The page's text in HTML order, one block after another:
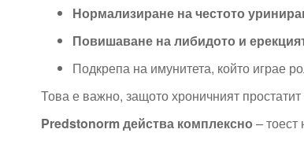
Нормализиране на честото
Повишаване на либидото и
Подкрепа на имунитета, който играе
Това е важно, защото хроничният
Predstonorm действа комплексно –